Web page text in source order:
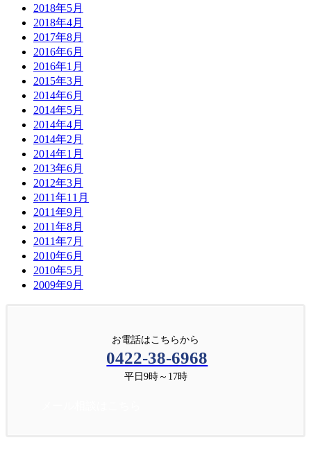
2018年5月
2018年4月
2017年8月
2016年6月
2016年1月
2015年3月
2014年6月
2014年5月
2014年4月
2014年2月
2014年1月
2013年6月
2012年3月
2011年11月
2011年9月
2011年8月
2011年7月
2010年6月
2010年5月
2009年9月
お電話はこちらから
0422-38-6968
平日9時～17時